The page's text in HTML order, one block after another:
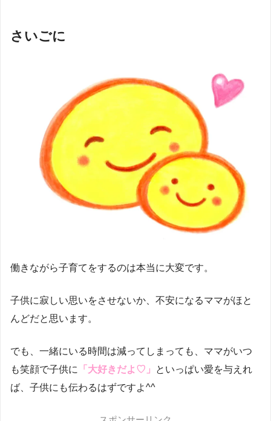
さいごに
働きながら子育てをするのは本当に大変です。
子供に寂しい思いをさせないか、不安になるママがほと
んどだと思います。
でも、一緒にいる時間は減ってしまっても、ママがいつ
も笑顔で子供に
「大好きだよ♡」
といっぱい愛を与えれ
ば、子供にも伝わるはずですよ^^